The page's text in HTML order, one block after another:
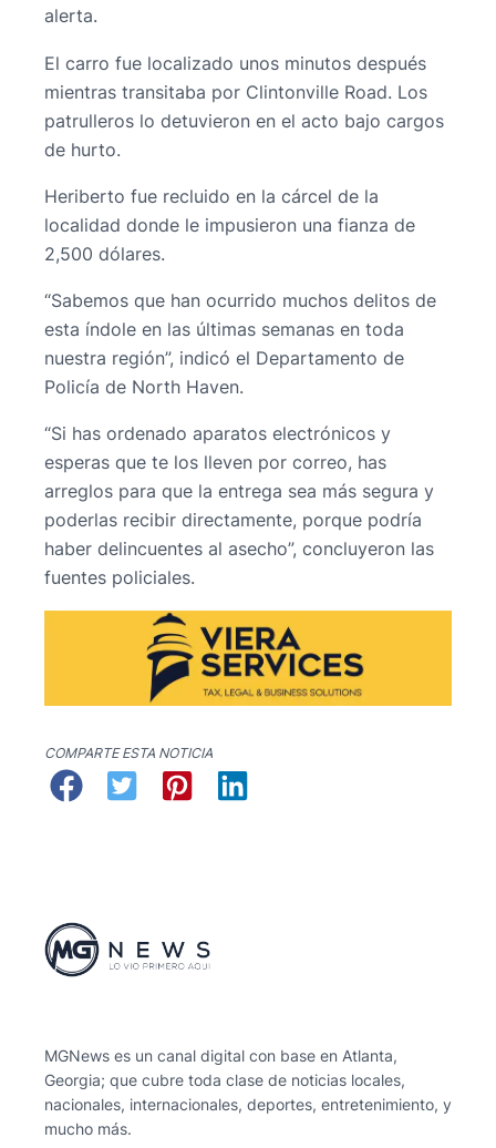
alerta.
El carro fue localizado unos minutos después
mientras transitaba por Clintonville Road. Los
patrulleros lo detuvieron en el acto bajo cargos
de hurto.
Heriberto fue recluido en la cárcel de la
localidad donde le impusieron una fianza de
2,500 dólares.
“Sabemos que han ocurrido muchos delitos de
esta índole en las últimas semanas en toda
nuestra región”, indicó el Departamento de
Policía de North Haven.
“Si has ordenado aparatos electrónicos y
esperas que te los lleven por correo, has
arreglos para que la entrega sea más segura y
poderlas recibir directamente, porque podría
haber delincuentes al asecho”, concluyeron las
fuentes policiales.
COMPARTE ESTA NOTICIA
MGNews es un canal digital con base en Atlanta,
Georgia; que cubre toda clase de noticias locales,
nacionales, internacionales, deportes, entretenimiento, y
mucho más.